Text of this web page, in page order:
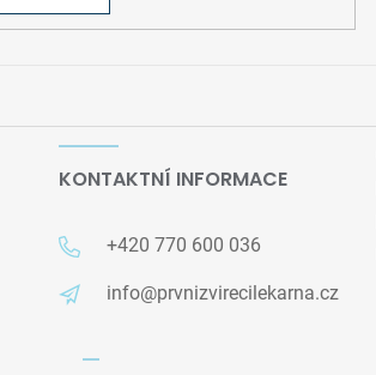
KONTAKTNÍ INFORMACE
+420 770 600 036
info@prvnizvirecilekarna.cz